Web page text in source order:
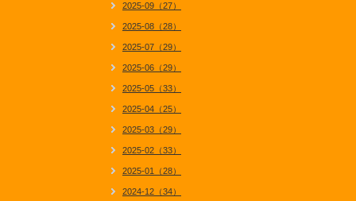
2025-09（27）
2025-08（28）
2025-07（29）
2025-06（29）
2025-05（33）
2025-04（25）
2025-03（29）
2025-02（33）
2025-01（28）
2024-12（34）